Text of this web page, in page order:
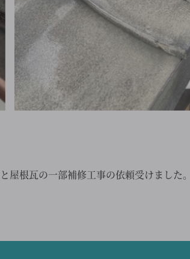
根瓦の一部補修工事の依頼受けました。